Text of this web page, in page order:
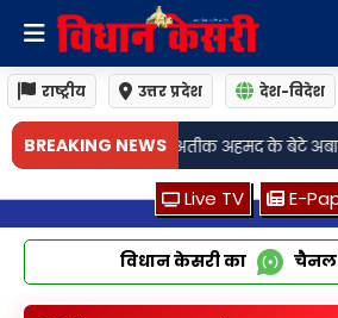
राष्ट्रीय उत्तर प्रदेश देश-विदेश
BREAKING NEWS
अहमद के बेटे अबान के जनाजे में शामिल होंगे
Live TV E-
विधान केसरी का चैनल